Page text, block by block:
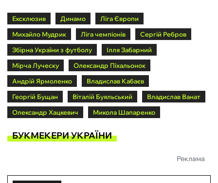
Ексклюзив Динамо
Ліга Європи
Михайло Мудрик
Ліга чемпіонів
Сергій Ребров
Збірна України з футболу
Ілля Забарний
Мірча Луческу
Олександр Піхальонок
Андрій Ярмоленко
Владислав Кабаєв
Георгій Бущан
Віталій Буяльський
Владислав Ванат
Олександр Хацкевич
Микола Шапаренко
БУКМЕКЕРИ УКРАЇНИ
Реклама